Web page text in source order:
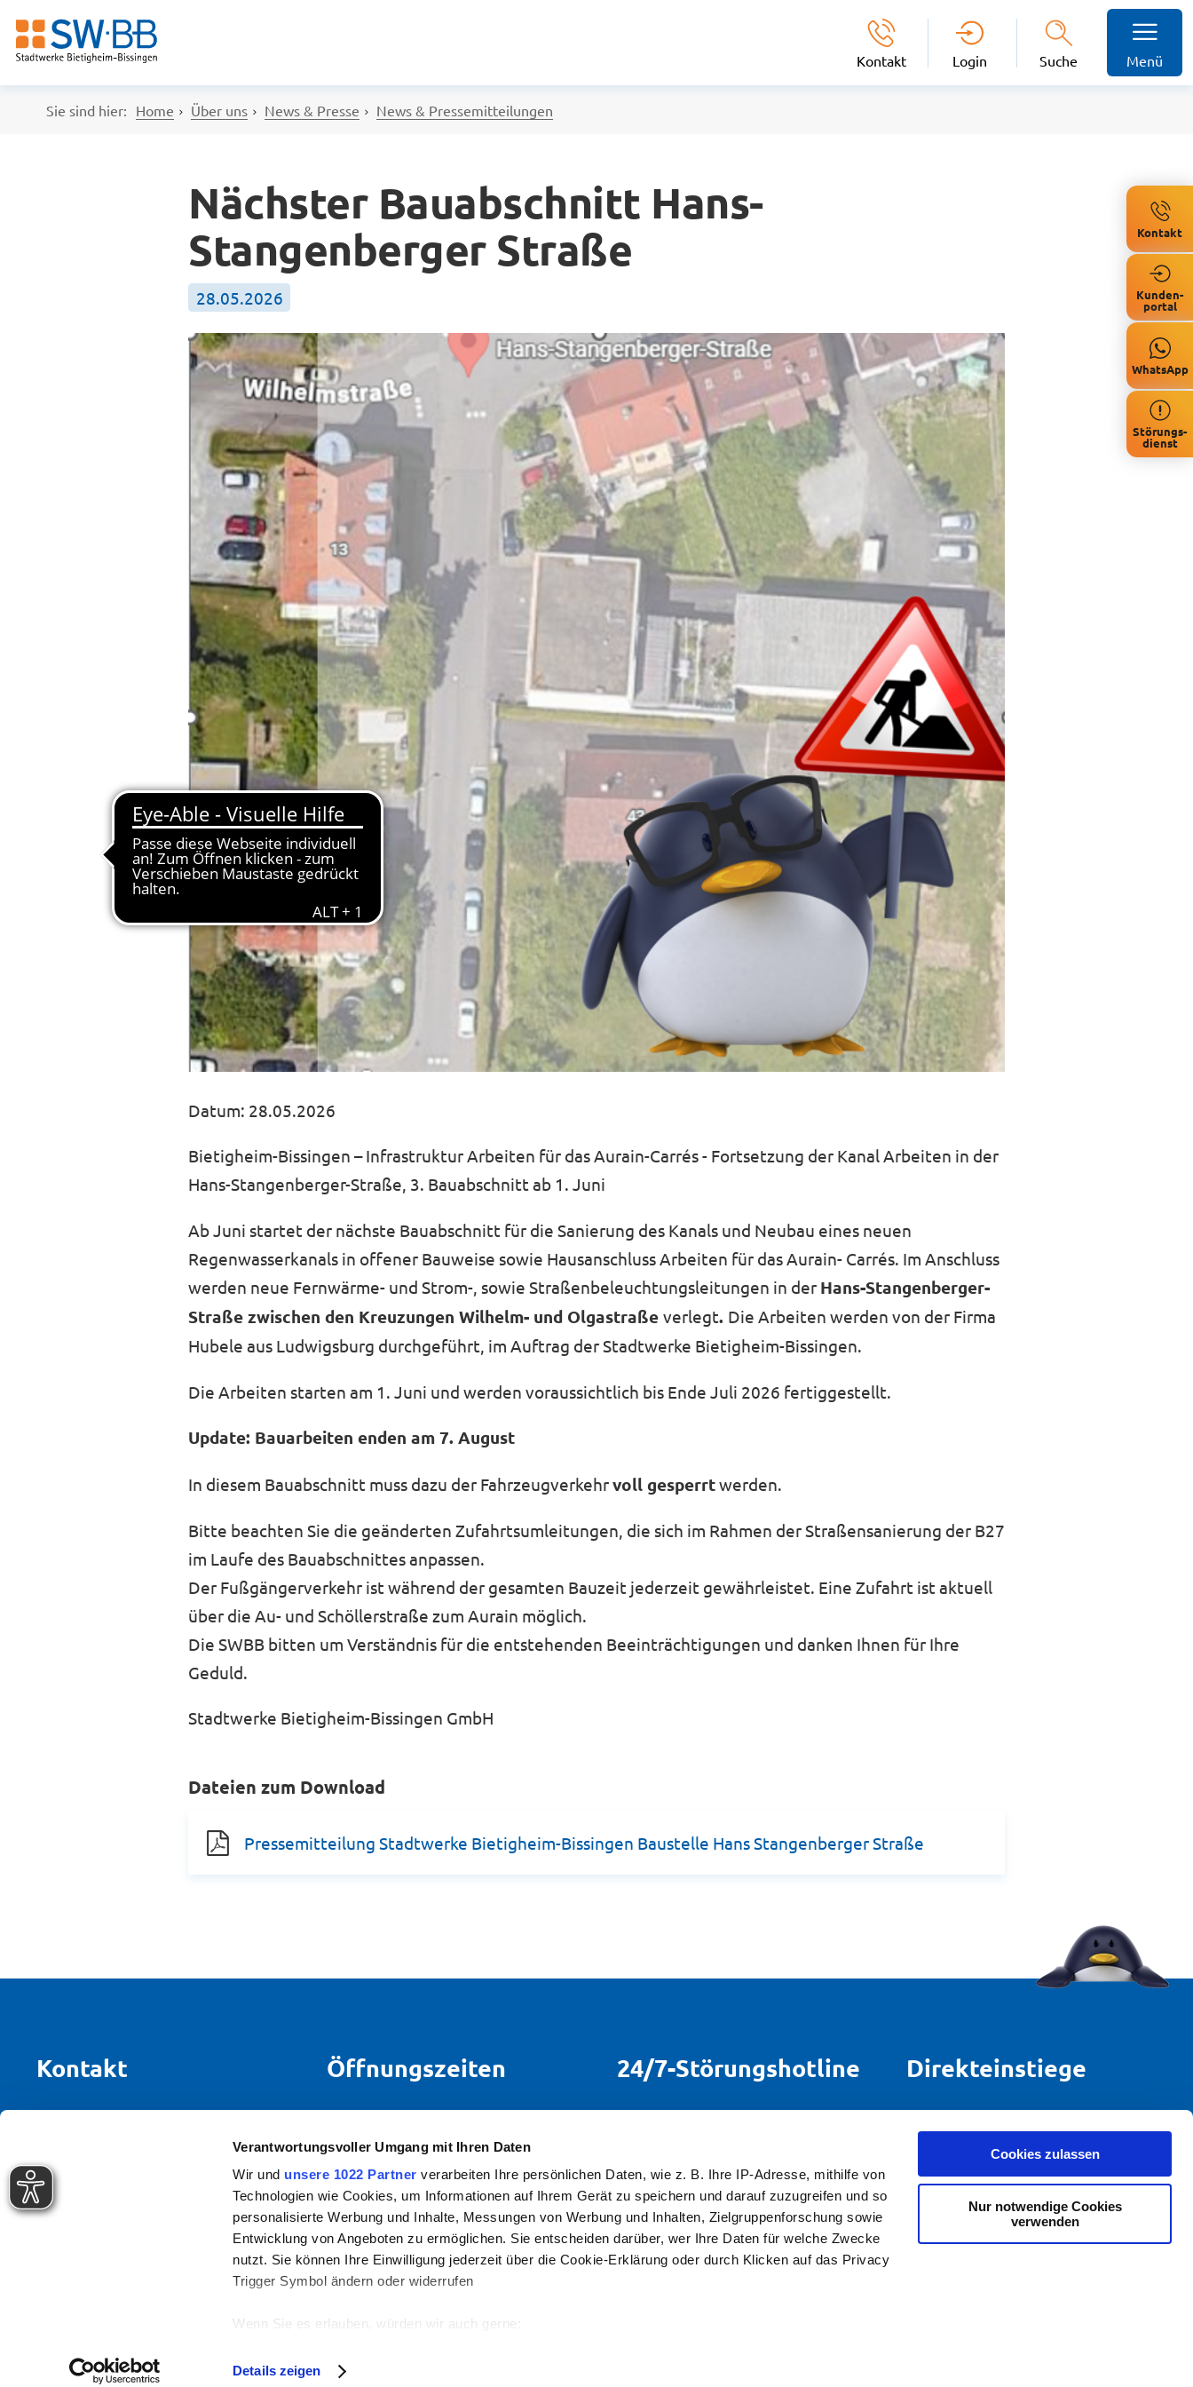
Verantwortungsvoller Umgang mit Ihren Daten
Wir und unsere 1022 Partner verarbeiten Ihre persönlichen Daten, wie z. B. Ihre IP-Adresse, mithilfe von
Technologien wie Cookies, um Informationen auf Ihrem Gerät zu speichern und darauf zuzugreifen und so
personalisierte Werbung und Inhalte, Messungen von Werbung und Inhalten, Zielgruppenforschung sowie
Entwicklung von Angeboten zu ermöglichen. Sie entscheiden darüber, wer Ihre Daten für welche Zwecke
nutzt. Sie können Ihre Einwilligung jederzeit über die Cookie-Erklärung oder durch Klicken auf das Privacy
Trigger Symbol ändern oder widerrufen
Wenn Sie es erlauben, würden wir auch gerne:
Ihr Gerät durch aktives Scannen nach bestimmten Merkmalen (Fingerprinting) identifizieren
Details zeigen
Cookies zulassen
Nur notwendige Cookies
verwenden
Kontakt Login Suche Menü
Kontakt
Kunden-
portal
WhatsApp
Störungs-
dienst
Sie sind hier: Home Über uns News & Presse News & Pressemitteilungen
Nächster Bauabschnitt Hans-
Stangenberger Straße
28.05.2026
Datum: 28.05.2026
Bietigheim-Bissingen – Infrastruktur Arbeiten für das Aurain-Carrés - Fortsetzung der Kanal Arbeiten in der
Hans-Stangenberger-Straße, 3. Bauabschnitt ab 1. Juni
Ab Juni startet der nächste Bauabschnitt für die Sanierung des Kanals und Neubau eines neuen
Regenwasserkanals in offener Bauweise sowie Hausanschluss Arbeiten für das Aurain- Carrés. Im Anschluss
werden neue Fernwärme- und Strom-, sowie Straßenbeleuchtungsleitungen in der Hans-Stangenberger-
Straße zwischen den Kreuzungen Wilhelm- und Olgastraße verlegt. Die Arbeiten werden von der Firma
Hubele aus Ludwigsburg durchgeführt, im Auftrag der Stadtwerke Bietigheim-Bissingen.
Die Arbeiten starten am 1. Juni und werden voraussichtlich bis Ende Juli 2026 fertiggestellt.
Update: Bauarbeiten enden am 7. August
In diesem Bauabschnitt muss dazu der Fahrzeugverkehrvoll gesperrtwerden.
Bitte beachten Sie die geänderten Zufahrtsumleitungen, die sich im Rahmen der Straßensanierung der B27
im Laufe des Bauabschnittes anpassen.
Der Fußgängerverkehr ist während der gesamten Bauzeit jederzeit gewährleistet. Eine Zufahrt ist aktuell
über die Au- und Schöllerstraße zum Aurain möglich.
Die SWBB bitten um Verständnis für die entstehenden Beeinträchtigungen und danken Ihnen für Ihre
Geduld.
Stadtwerke Bietigheim-Bissingen GmbH
Dateien zum Download
Pressemitteilung Stadtwerke Bietigheim-Bissingen Baustelle Hans Stangenberger Straße
Kontakt
74321 Bietigheim-Bissingen
Tel.
Öffnungszeiten
Mi + Fr:
08:00-14:00 Uhr
24/7-Störungshotline
Tel.07142 7887 111
Direkteinstiege
E-Mobilität
Kündigung
© 2026 Stadtwerke Bietigheim-Bissingen